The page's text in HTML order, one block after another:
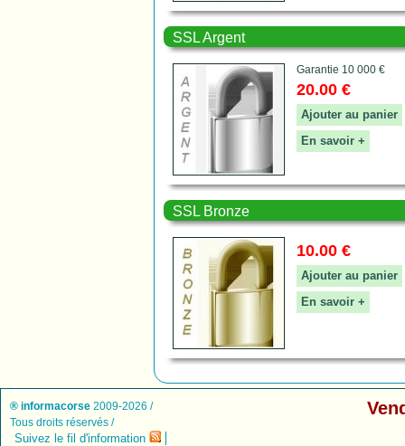
SSL Argent
Garantie 10 000 €
20.00 €
Ajouter au panier
En savoir +
SSL Bronze
10.00 €
Ajouter au panier
En savoir +
® informacorse 2009-2026 /
Tous droits réservés /
Suivez le fil d'information